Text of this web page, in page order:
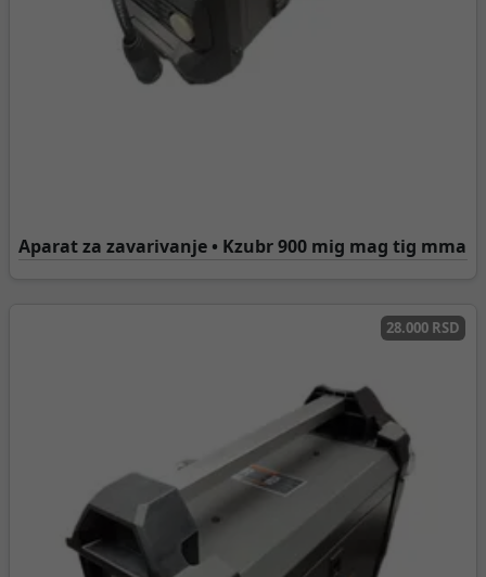
Aparat za zavarivanje • Kzubr 900 mig mag tig mma
28.000 RSD